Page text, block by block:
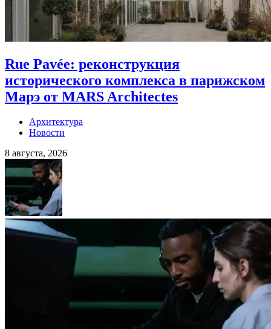
Rue Pavée: реконструкция
исторического комплекса в парижском
Марэ от MARS Architectes
Архитектура
Новости
8 августа, 2026